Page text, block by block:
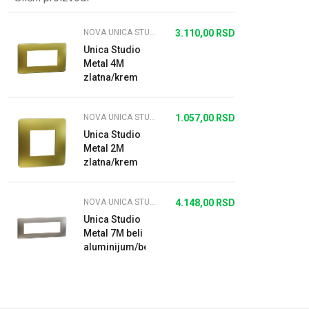
NOVA UNICA STUDIO METALNI RAMOVI
Unica Studio
Metal 4M
zlatna/krem
3.110,00 RSD
NOVA UNICA STUDIO METALNI RAMOVI
Unica Studio
Metal 2M
zlatna/krem
1.057,00 RSD
NOVA UNICA STUDIO METALNI RAMOVI
Unica Studio
Metal 7M beli
aluminijum/beli
4.148,00 RSD